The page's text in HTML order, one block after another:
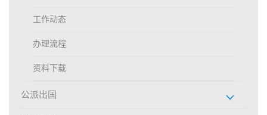
工作动态
办理流程
资料下载
公派出国